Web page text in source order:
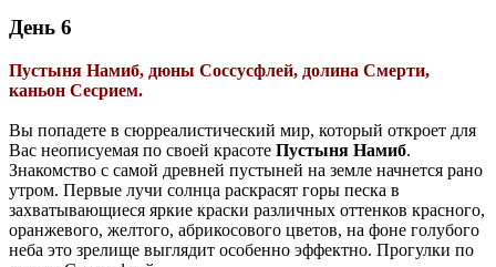
День 6
Пустыня Намиб, дюны Соссусфлей, долина Смерти,
каньон Сесрием.
Вы попадете в сюрреалистический мир, который откроет для
Вас неописуемая по своей красоте Пустыня Намиб.
Знакомство с самой древней пустыней на земле начнется рано
утром. Первые лучи солнца раскрасят горы песка в
захватывающиеся яркие краски различных оттенков красного,
оранжевого, желтого, абрикосового цветов, на фоне голубого
неба это зрелище выглядит особенно эффектно. Прогулки по